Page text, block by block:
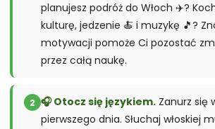
planujesz podróż do Włoch ✈️?
kulturę, jedzenie 🍝 i muzykę 🎵?
motywacji pomoże Ci pozostać
przez całą naukę.
2 🎧 Otocz się językiem. Zanurz się
pierwszego dnia. Słuchaj włoskiej